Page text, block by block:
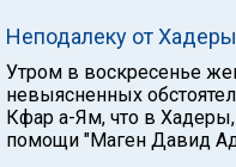
Неподалеку от
Утром в воскресенье
невыясненных
Кфар а-Ям, что в
помощи "Маген Давид